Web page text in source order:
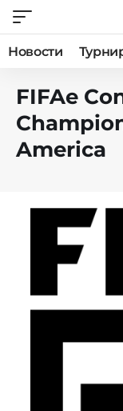
Новости
FIFAe
America